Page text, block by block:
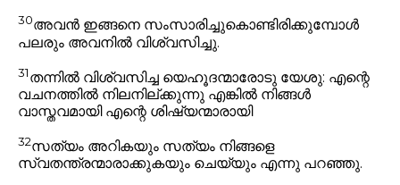
30അവൻ ഇങ്ങനെ സംസാരിച്ചുകൊണ്ടിരിക്കുമ്പോൾ
പലരും അവനിൽ വിശ്വസിച്ചു.
31തന്നിൽ വിശ്വസിച്ച യെഹൂദന്മാരോടു യേശു: എന്റെ
വചനത്തിൽ നിലനില്ക്കുന്നു എങ്കിൽ നിങ്ങൾ
വാസ്തവമായി എന്റെ ശിഷ്യന്മാരായി
32സത്യം അറികയും സത്യം നിങ്ങളെ
സ്വതന്ത്രന്മാരാക്കുകയും ചെയ്യും എന്നു പറഞ്ഞു.